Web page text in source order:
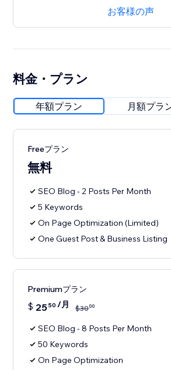
お客様の声
料金・プラン
年額プラン 月額プラ
Freeプラン
無料
SEO Blog - 2 Posts Per Month
5 Keywords
On Page Optimization (Limited)
One Guest Post & Business Listing
Premiumプラン
$ 2550 /月 $3000
SEO Blog - 8 Posts Per Month
50 Keywords
On Page Optimization